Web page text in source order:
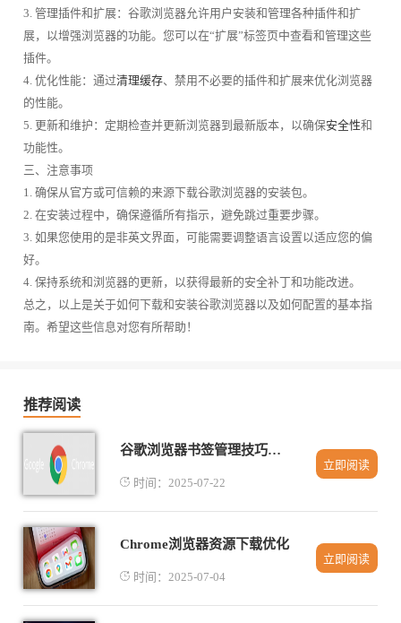
3. 管理插件和扩展：谷歌浏览器允许用户安装和管理各种插件和扩
展，以增强浏览器的功能。您可以在“扩展”标签页中查看和管理这些
插件。
4. 优化性能：通过清理缓存、禁用不必要的插件和扩展来优化浏览器
的性能。
5. 更新和维护：定期检查并更新浏览器到最新版本，以确保安全性和
功能性。
三、注意事项
1. 确保从官方或可信赖的来源下载谷歌浏览器的安装包。
2. 在安装过程中，确保遵循所有指示，避免跳过重要步骤。
3. 如果您使用的是非英文界面，可能需要调整语言设置以适应您的偏
好。
4. 保持系统和浏览器的更新，以获得最新的安全补丁和功能改进。
总之，以上是关于如何下载和安装谷歌浏览器以及如何配置的基本指
南。希望这些信息对您有所帮助！
推荐阅读
谷歌浏览器书签管理技巧详解
时间：2025-07-22
立即阅读
Chrome浏览器资源下载优化
时间：2025-07-04
立即阅读